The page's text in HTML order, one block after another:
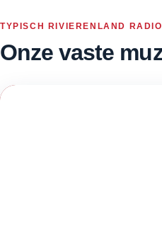
TYPISCH RIVIERENLAND RADIO
Onze vaste